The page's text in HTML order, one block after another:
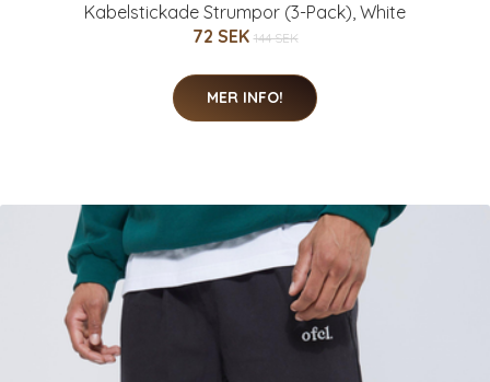
Kabelstickade Strumpor (3-Pack), White
72 SEK 144 SEK
MER INFO!